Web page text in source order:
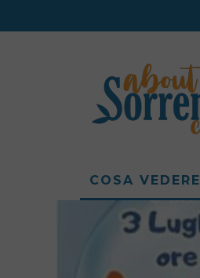
COSA VEDERE